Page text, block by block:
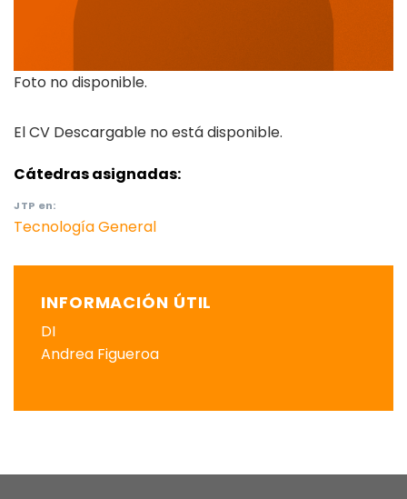
Foto no disponible.
El CV Descargable no está disponible.
Cátedras asignadas:
JTP en:
Tecnología General
INFORMACIÓN ÚTIL
DI
Andrea Figueroa